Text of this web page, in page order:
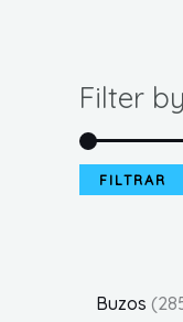
Filter
FILTRAR
Buzos